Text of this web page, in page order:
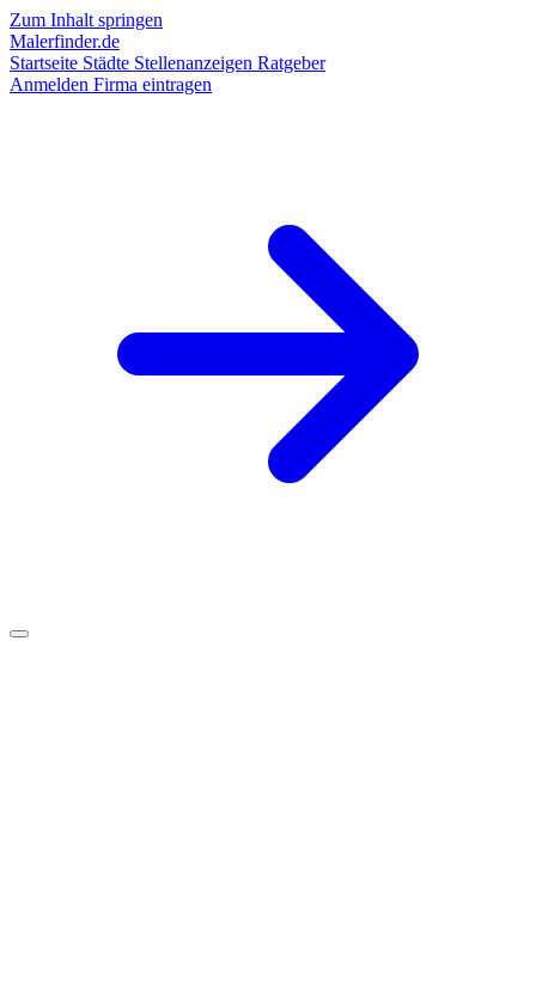
Zum Inhalt springen
Malerfinder.de
Startseite Städte Stellenanzeigen Ratgeber
Anmelden Firma eintragen